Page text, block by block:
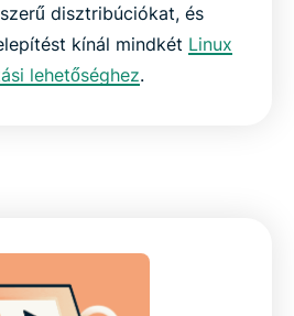
disztribúciókat, és
kínál mindkét Linux
lehetőséghez.